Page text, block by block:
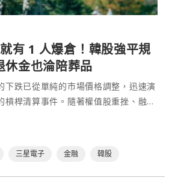
有 1 人爆倉！韓股強平規
休金也淪陪葬品
下跌已從單純的市場價格調整，迅速演
槓桿清算事件。隨著權值股重挫、融資
ETF風險集中暴露，韓國金融市場正
三星電子 金融 韓股